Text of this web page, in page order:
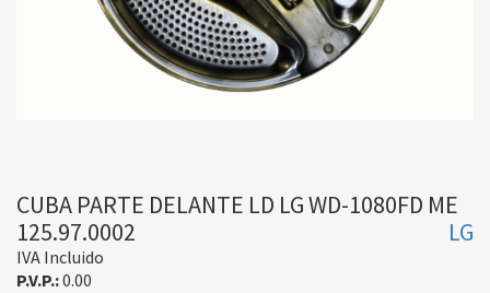
CUBA PARTE DELANTE LD LG WD-1080FD ME
125.97.0002
LG
IVA Incluido
P.V.P.:0.00